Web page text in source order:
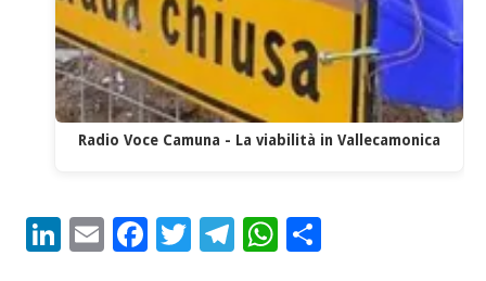
Radio Voce Camuna - La viabilità in Vallecamonica
LinkedIn
EmailFacebook
Twitter
Telegram
WhatsApp